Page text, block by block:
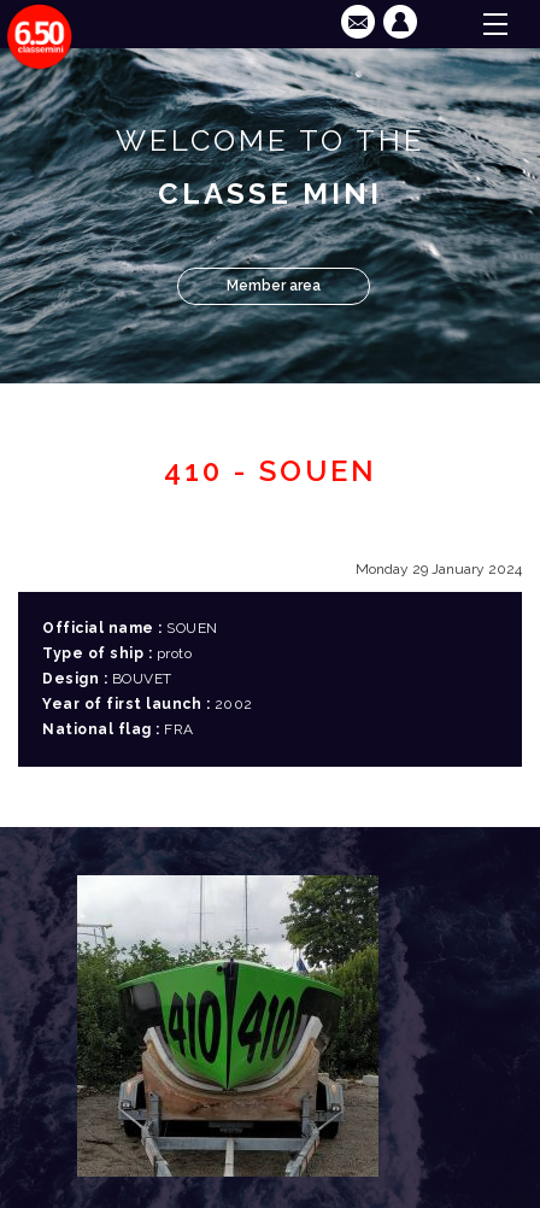
WELCOME TO THE
CLASSE MINI
Member area
410 - SOUEN
Monday 29 January 2024
Official name : SOUEN
Type of ship : proto
Design : BOUVET
Year of first launch : 2002
National flag : FRA